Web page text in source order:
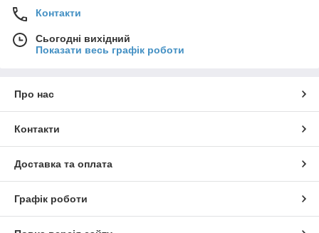
Контакти
Сьогодні вихідний
Показати весь графік роботи
Про нас
Контакти
Доставка та оплата
Графік роботи